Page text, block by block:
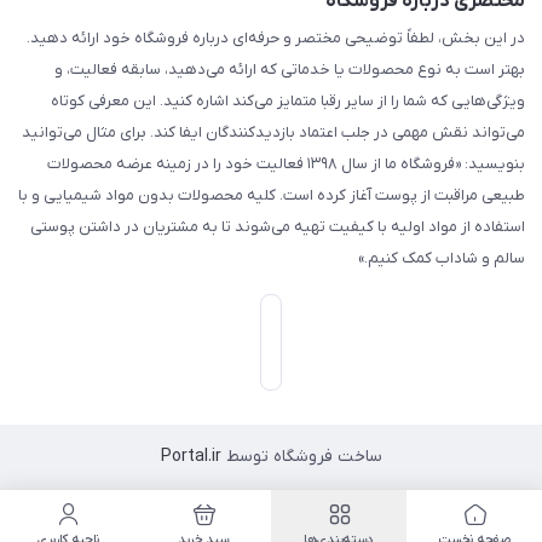
در این بخش، لطفاً توضیحی مختصر و حرفه‌ای درباره فروشگاه خود ارائه دهید.
بهتر است به نوع محصولات یا خدماتی که ارائه می‌دهید، سابقه فعالیت، و
ویژگی‌هایی که شما را از سایر رقبا متمایز می‌کند اشاره کنید. این معرفی کوتاه
می‌تواند نقش مهمی در جلب اعتماد بازدیدکنندگان ایفا کند. برای مثال می‌توانید
بنویسید: «فروشگاه ما از سال ۱۳۹۸ فعالیت خود را در زمینه عرضه محصولات
طبیعی مراقبت از پوست آغاز کرده است. کلیه محصولات بدون مواد شیمیایی و با
استفاده از مواد اولیه با کیفیت تهیه می‌شوند تا به مشتریان در داشتن پوستی
سالم و شاداب کمک کنیم.»
ساخت فروشگاه توسطPortal.ir